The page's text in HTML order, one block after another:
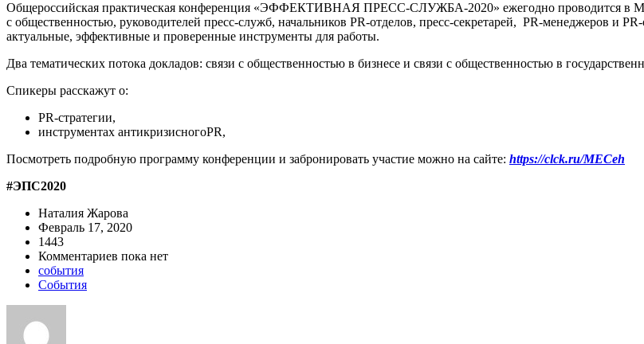
Общероссийская практическая конференция «ЭФФЕКТИВНАЯ ПРЕСС-СЛУЖБА-2020» ежегодно проводится в
с общественностью, руководителей пресс-служб, начальников PR-отделов, пресс-секретарей, PR-менеджеров и
актуальные, эффективные и проверенные инструменты для работы.
Два тематических потока докладов: связи с общественностью в бизнесе и связи с общественностью в
Спикеры расскажут о:
PR-стратегии,
инструментах антикризисногоPR,
Посмотреть подробную программу конференции и забронировать участие можно на сайте: https://clck.ru/MECeh
#ЭПС2020
Наталия Жарова
Февраль 17, 2020
1443
Комментариев пока нет
события
События